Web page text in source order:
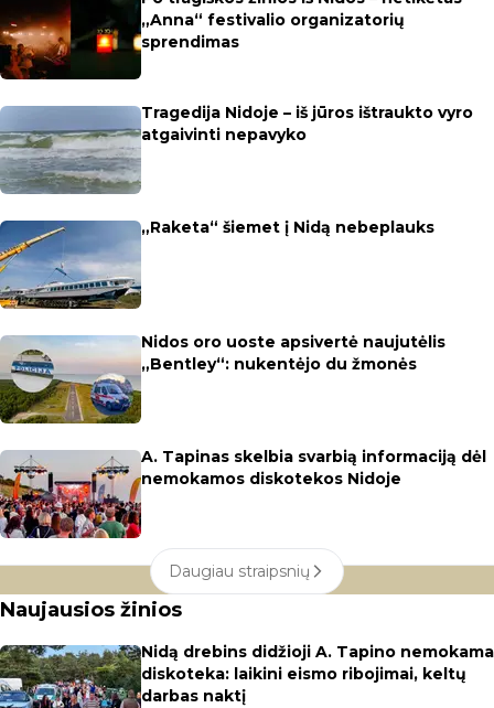
„Anna“ festivalio organizatorių
sprendimas
Tragedija Nidoje – iš jūros ištraukto vyro
atgaivinti nepavyko
„Raketa“ šiemet į Nidą nebeplauks
Nidos oro uoste apsivertė naujutėlis
„Bentley“: nukentėjo du žmonės
A. Tapinas skelbia svarbią informaciją dėl
nemokamos diskotekos Nidoje
Daugiau straipsnių
Naujausios žinios
Nidą drebins didžioji A. Tapino nemokama
diskoteka: laikini eismo ribojimai, keltų
darbas naktį